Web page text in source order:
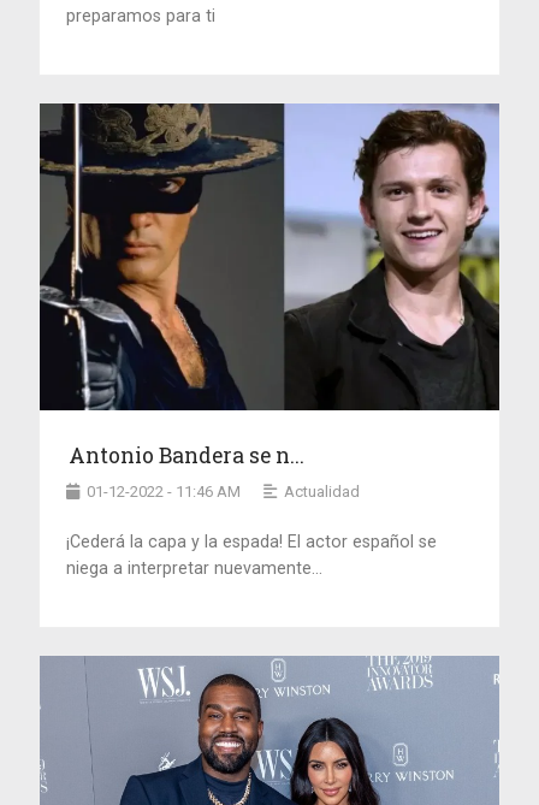
preparamos para ti
Antonio Bandera se n...
01-12-2022 - 11:46 AM Actualidad
¡Cederá la capa y la espada! El actor español se
niega a interpretar nuevamente...